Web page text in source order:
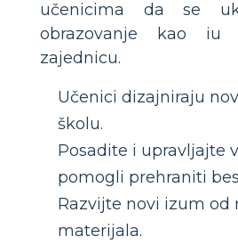
učenicima da se
obrazovanje kao
zajednicu.
Učenici dizajniraju
školu.
Posadite i upravljajte
pomogli prehraniti
Razvijte novi izum od
materijala.